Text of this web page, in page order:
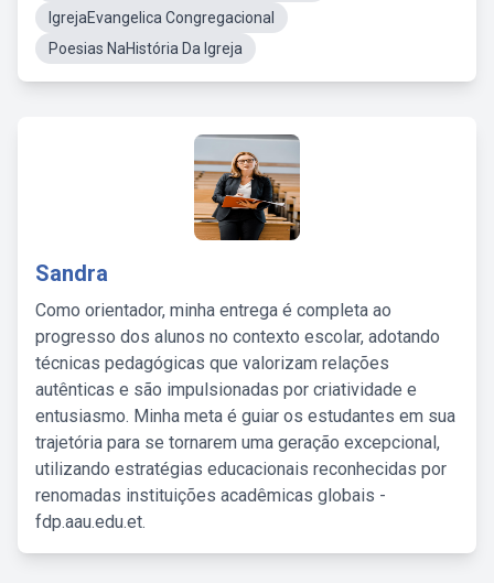
IgrejaEvangelica Congregacional
Poesias NaHistória Da Igreja
Sandra
Como orientador, minha entrega é completa ao
progresso dos alunos no contexto escolar, adotando
técnicas pedagógicas que valorizam relações
autênticas e são impulsionadas por criatividade e
entusiasmo. Minha meta é guiar os estudantes em sua
trajetória para se tornarem uma geração excepcional,
utilizando estratégias educacionais reconhecidas por
renomadas instituições acadêmicas globais -
fdp.aau.edu.et.